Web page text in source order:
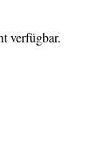
verfügbar.